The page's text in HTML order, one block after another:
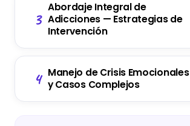
3
Abordaje Integral de
Adicciones — Estrategias de
Intervención
4 Manejo de Crisis Emocionales
y Casos Complejos